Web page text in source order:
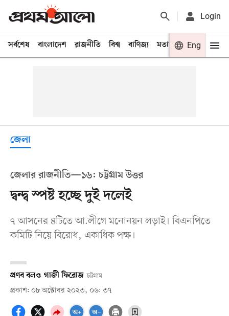
Login
সর্বশেষ বাংলাদেশ রাজনীতি বিশ্ব বাণিজ্য মতামত খেলা
Eng
জেলা
জেলার রাজনীতি—১৬: চট্টগ্রাম উত্তর
দ্বন্দ্ব স্পষ্ট হচ্ছে দুই দলেই
৭ আসনের ৪টিতে আ.লীগে মনোনয়ন লড়াই। বিএনপিতে
কমিটি নিয়ে বিরোধ, একাধিক পক্ষ।
প্রণব বলও গাজী ফিরোজ চট্টগ্রাম
প্রকাশ: ০৮ অক্টোবর ২০২৩, ০৬: ৩৭